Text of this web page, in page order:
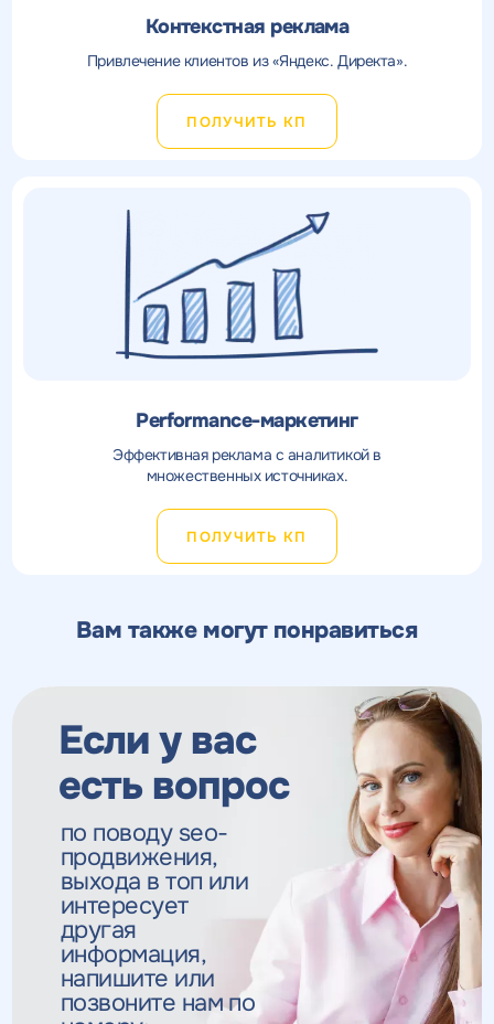
Контекстная реклама
Привлечение клиентов из «Яндекс. Директа».
ПОЛУЧИТЬ КП
Performance-маркетинг
Эффективная реклама с аналитикой в
множественных источниках.
ПОЛУЧИТЬ КП
Вам также могут понравиться
Если у вас
есть вопрос
по поводу seo-
продвижения,
выхода в топ или
интересует
другая
информация,
напишите или
позвоните нам по